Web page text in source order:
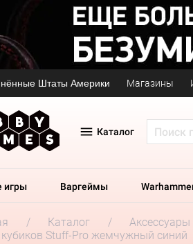
Штаты Америки Магазины
Каталог
игры Варгеймы
Каталог Аксессуары
Stuff-Pro жемчужный синий